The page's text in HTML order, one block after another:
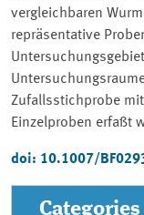
vergleichbaren
repräsentative
Zufallsstichprobe
Einzelproben erfaßt
doi: 10.1007/
Categories